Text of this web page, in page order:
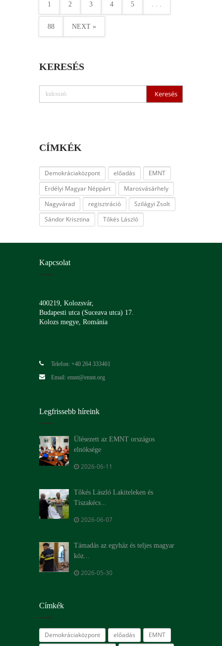
1 2 3 4 5 . . .
88 NEXT »
KERESÉS
CÍMKÉK
Demokráciaközpont előadás
EMNT
Erdélyi Magyar Néppárt
Marosvásárhely
Nagyvárad
regisztráció
Szilágyi Zsolt
Sándor Krisztina
Tőkés László
Kapcsolat
400219, Kolozsvár,
Budapesti utca (Suceava utca) 17.
Kolozs megye, Románia
Telefon: +40 264 333461
Email: emnt@emnt.org
Legfrissebb híreink
Ülésezett az EMNT országos
elnöksége
2026-06-11
Tőkés László Lakiteleken és
Tiszakécs...
2026-06-07
Támadás az egyház és teljes magyar
köz...
2026-05-30
Címkék
Demokráciaközpont előadás EMNT